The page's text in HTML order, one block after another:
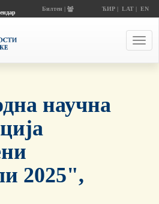
Билтен | ЋИР| LAT| EN
научнa
2025",